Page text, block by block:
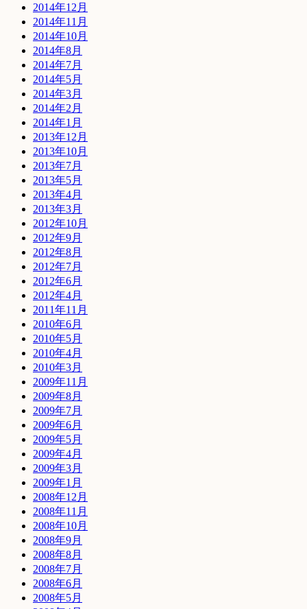
2014年12月
2014年11月
2014年10月
2014年8月
2014年7月
2014年5月
2014年3月
2014年2月
2014年1月
2013年12月
2013年10月
2013年7月
2013年5月
2013年4月
2013年3月
2012年10月
2012年9月
2012年8月
2012年7月
2012年6月
2012年4月
2011年11月
2010年6月
2010年5月
2010年4月
2010年3月
2009年11月
2009年8月
2009年7月
2009年6月
2009年5月
2009年4月
2009年3月
2009年1月
2008年12月
2008年11月
2008年10月
2008年9月
2008年8月
2008年7月
2008年6月
2008年5月